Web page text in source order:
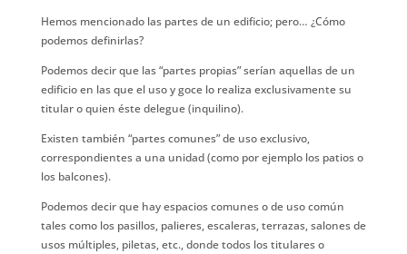
Hemos mencionado las partes de un edificio; pero… ¿Cómo
podemos definirlas?
Podemos decir que las “partes propias” serían aquellas de un
edificio en las que el uso y goce lo realiza exclusivamente su
titular o quien éste delegue (inquilino).
Existen también “partes comunes” de uso exclusivo,
correspondientes a una unidad (como por ejemplo los patios o
los balcones).
Podemos decir que hay espacios comunes o de uso común
tales como los pasillos, palieres, escaleras, terrazas, salones de
usos múltiples, piletas, etc., donde todos los titulares o